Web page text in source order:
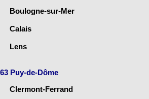
Boulogne-sur-Mer
Calais
Lens
63 Puy-de-Dôme
Clermont-Ferrand